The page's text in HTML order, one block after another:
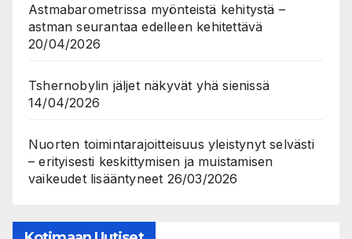
Astmabarometrissa myönteistä kehitystä –
astman seurantaa edelleen kehitettävä
20/04/2026
Tshernobylin jäljet näkyvät yhä sienissä
14/04/2026
Nuorten toimintarajoitteisuus yleistynyt selvästi
– erityisesti keskittymisen ja muistamisen
vaikeudet lisääntyneet 26/03/2026